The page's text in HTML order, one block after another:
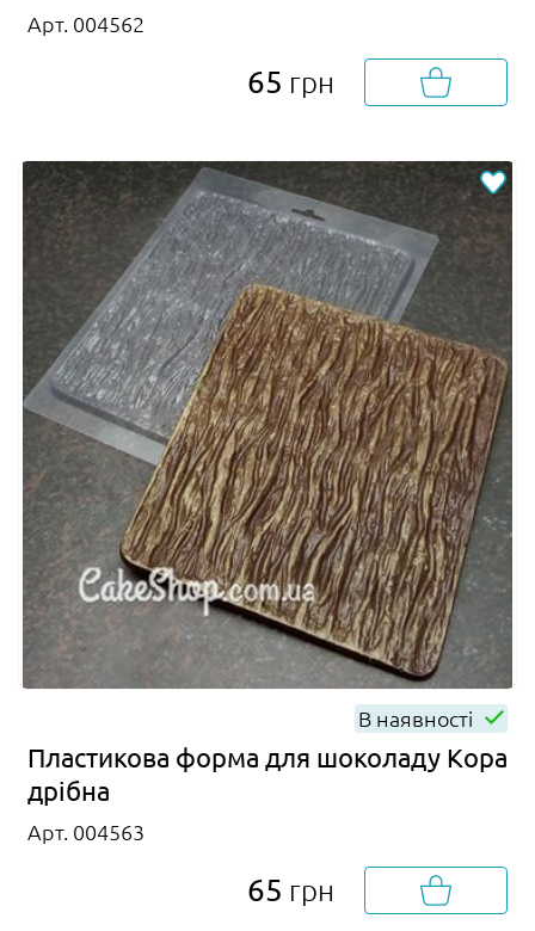
Арт. 004562
65 грн
В наявності
Пластикова форма для шоколаду Кора
дрібна
Арт. 004563
65 грн